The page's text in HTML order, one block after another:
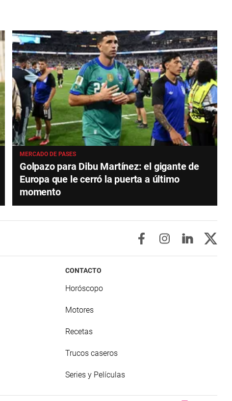
MERCADO DE PASES
Golpazo para Dibu Martínez: el gigante de
Europa que le cerró la puerta a último
momento
CONTACTO
Horóscopo
Motores
Recetas
Trucos caseros
Series y Películas